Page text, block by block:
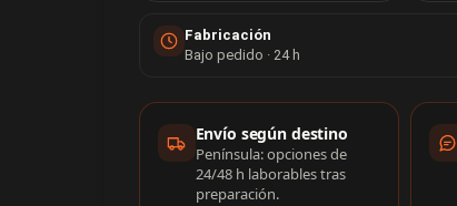
Fabricación
Bajo pedido · 24 h
Información de compra
Envío según destino
Península: opciones de
24/48 h laborables tras
preparación.